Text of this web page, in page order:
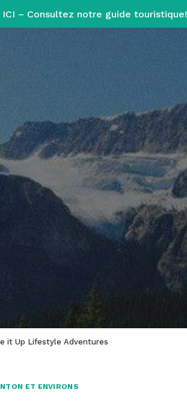
– Consultez notre guide touristique!
it Up Lifestyle Adventures
ET ENVIRONS